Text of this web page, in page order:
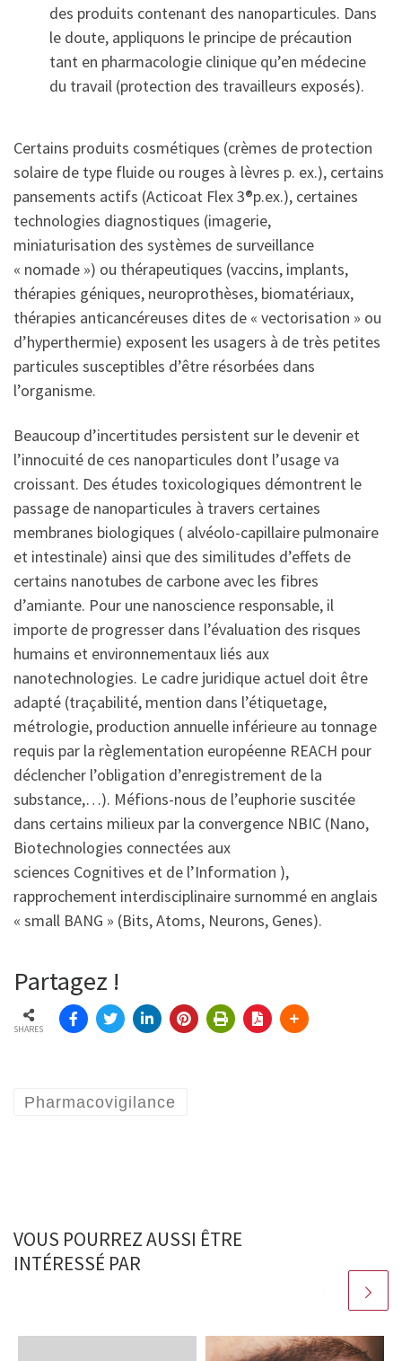
des produits contenant des nanoparticules. Dans
le doute, appliquons le principe de précaution
tant en pharmacologie clinique qu’en médecine
du travail (protection des travailleurs exposés).
Certains produits cosmétiques (crèmes de protection
solaire de type fluide ou rouges à lèvres p. ex.), certains
pansements actifs (Acticoat Flex 3®p.ex.), certaines
technologies diagnostiques (imagerie,
miniaturisation des systèmes de surveillance
« nomade ») ou thérapeutiques (vaccins, implants,
thérapies géniques, neuroprothèses, biomatériaux,
thérapies anticancéreuses dites de « vectorisation » ou
d’hyperthermie) exposent les usagers à de très petites
particules susceptibles d’être résorbées dans
l’organisme.
Beaucoup d’incertitudes persistent sur le devenir et
l’innocuité de ces nanoparticules dont l’usage va
croissant. Des études toxicologiques démontrent le
passage de nanoparticules à travers certaines
membranes biologiques ( alvéolo-capillaire pulmonaire
et intestinale) ainsi que des similitudes d’effets de
certains nanotubes de carbone avec les fibres
d’amiante. Pour une nanoscience responsable, il
importe de progresser dans l’évaluation des risques
humains et environnementaux liés aux
nanotechnologies. Le cadre juridique actuel doit être
adapté (traçabilité, mention dans l’étiquetage,
métrologie, production annuelle inférieure au tonnage
requis par la règlementation européenne REACH pour
déclencher l’obligation d’enregistrement de la
substance,…). Méfions-nous de l’euphorie suscitée
dans certains milieux par la convergence NBIC (Nano,
Biotechnologies connectées aux
sciences Cognitives et de l’Information ),
rapprochement interdisciplinaire surnommé en anglais
« small BANG » (Bits, Atoms, Neurons, Genes).
Partagez !
SHARES
Pharmacovigilance
VOUS POURREZ AUSSI ÊTRE
INTÉRESSÉ PAR